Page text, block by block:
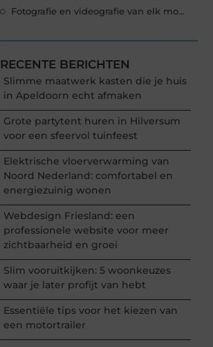
Fotografie en videografie van elk moment
RECENTE BERICHTEN
Slimme maatwerk kasten die je huis
in Apeldoorn echt afmaken
Grote partytent huren in Hilversum
voor een sfeervol tuinfeest
Elektrische vloerverwarming van
Noord Nederland: comfortabel en
energiezuinig wonen
Webdesign Friesland: een
professionele website voor meer
zichtbaarheid en groei
Slim vooruitkijken: 5 woonkeuzes
waar je later profijt van hebt
Essentiële tips voor het kiezen van
een motortrailer